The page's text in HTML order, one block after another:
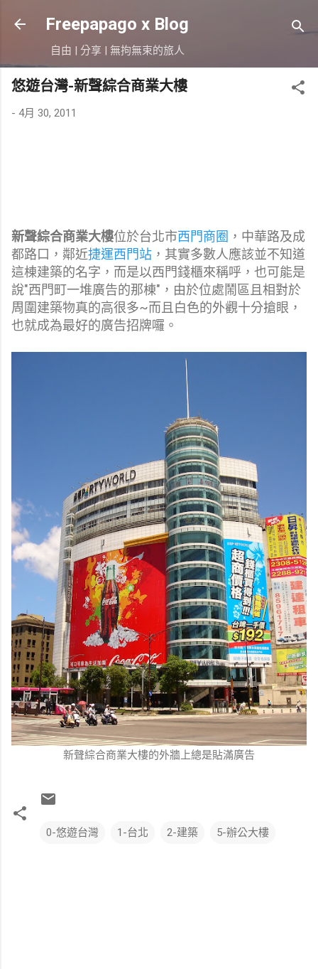
跳到主要內容
Freepapago x Blog
自由 | 分享 | 無拘無束的旅人
悠遊台灣-新聲綜合商業大樓
- 4月 30, 2011
新聲綜合商業大樓位於台北市西門商圈 ，中華路及成
都路口，鄰近捷運西門站 ，其實多數人應該並不知道
這棟建築的名字，而是以西門錢櫃來稱呼，也可能是
說"西門町一堆廣告的那棟"，由於位處鬧區且相對於
周圍建築物真的高很多~而且白色的外觀十分搶眼，
也就成為最好的廣告招牌囉。
新聲綜合商業大樓的外牆上總是貼滿廣告
0-悠遊台灣 1-台北 2-建築 5-辦公大樓